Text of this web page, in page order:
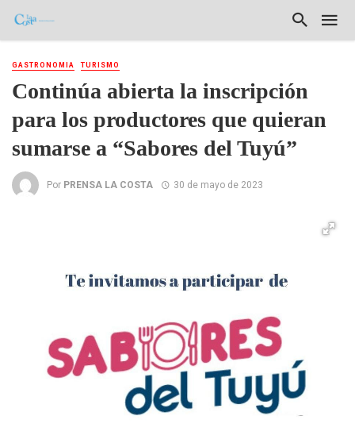
GASTRONOMIA TURISMO
Continúa abierta la inscripción
para los productores que quieran
sumarse a “Sabores del Tuyú”
Por PRENSA LA COSTA 30 de mayo de 2023